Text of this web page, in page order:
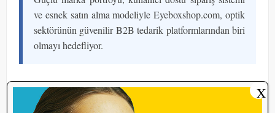
ve esnek satın alma modeliyle Eyeboxshop.com, optik
sektörünün güvenilir B2B tedarik platformlarından biri
olmayı hedefliyor.
Eyeboxshop.com; güçlü marka portföyü, bir ay içinde hızlı
teslim avantajı, kullanıcı dostu sipariş sistemi ve esnek satın
X